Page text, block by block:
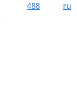
488
ru